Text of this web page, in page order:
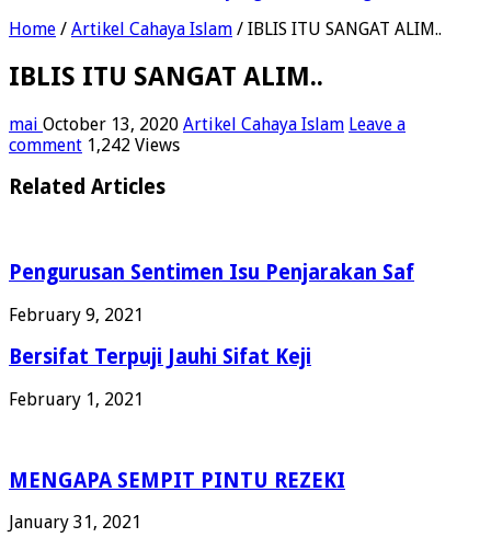
Home / Artikel Cahaya Islam / IBLIS ITU SANGAT ALIM..
IBLIS ITU SANGAT ALIM..
mai October 13, 2020 Artikel Cahaya Islam Leave a
comment 1,242 Views
Related Articles
Pengurusan Sentimen Isu Penjarakan Saf
February 9, 2021
Bersifat Terpuji Jauhi Sifat Keji
February 1, 2021
MENGAPA SEMPIT PINTU REZEKI
January 31, 2021